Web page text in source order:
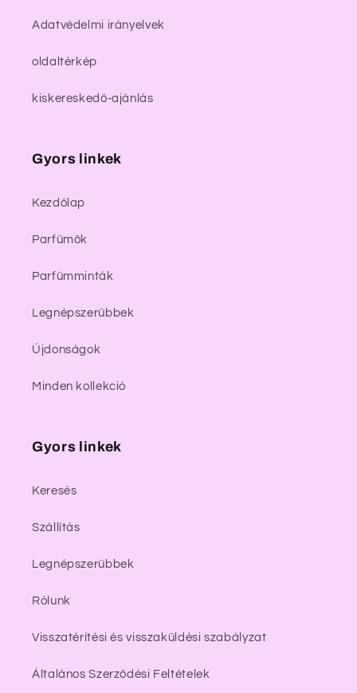
Adatvédelmi irányelvek
oldaltérkép
kiskereskedő-ajánlás
Gyors linkek
Kezdőlap
Parfümök
Parfümminták
Legnépszerűbbek
Újdonságok
Minden kollekció
Gyors linkek
Keresés
Szállítás
Legnépszerűbbek
Rólunk
Visszatérítési és visszaküldési szabályzat
Általános Szerződési Feltételek